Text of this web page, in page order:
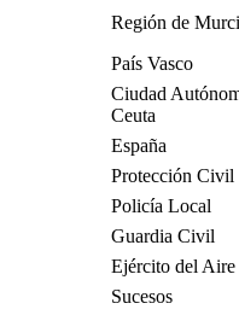
Región de
País Vasco
Ciudad
Ceuta
España
Protección Civil
Policía Local
Guardia Civil
Ejército del Aire
Sucesos